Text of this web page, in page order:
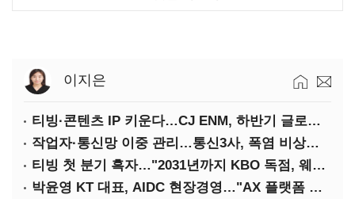
이지은
티빙·콘텐츠 IP 키운다…CJ ENM, 하반기 글로벌 확장 가속
작업자·통신망 이중 관리…통신3사, 폭염 비상대응 돌입
티빙 첫 분기 흑자…"2031년까지 KBO 독점, 웨이브 합병도 속도"
박윤영 KT 대표, AIDC 현장경영…"AX 플랫폼 핵심 인프라로 키운다"